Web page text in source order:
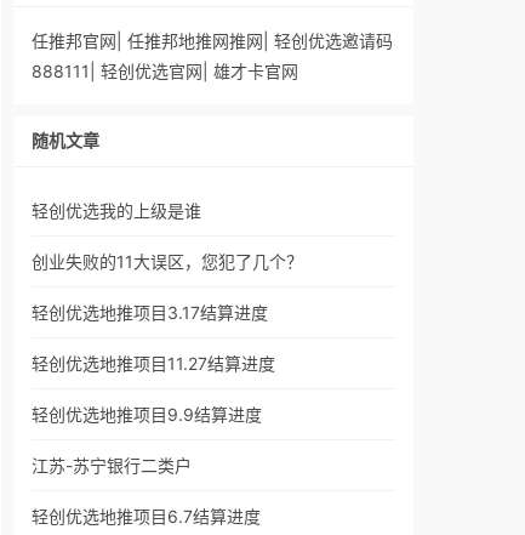
任推邦官网 任推邦地推网推网 轻创优选邀请码
888111
轻创优选官网 雄才卡官网
随机文章
轻创优选我的上级是谁
创业失败的11大误区，您犯了几个？
轻创优选地推项目3.17结算进度
轻创优选地推项目11.27结算进度
轻创优选地推项目9.9结算进度
江苏-苏宁银行二类户
轻创优选地推项目6.7结算进度